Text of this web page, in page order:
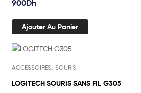
900Dh
Ajouter Au Panier
ACCESSOIRES SOURIS
LOGITECH SOURIS SANS FIL G305